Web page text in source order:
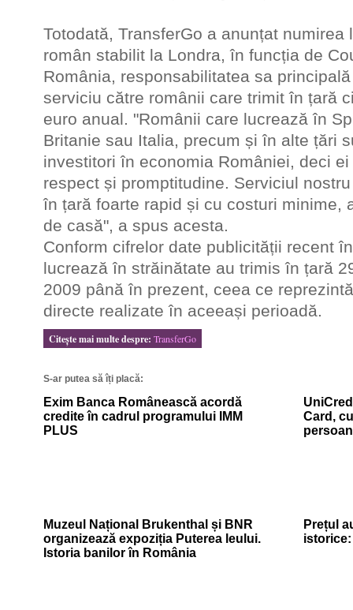
Totodată, TransferGo a anunțat numirea
român stabilit la Londra, în funcția de
România, responsabilitatea sa
serviciu către românii care trimit în țară
euro anual. "Românii care lucrează în
Britanie sau Italia, precum și în alte țări
investitori în economia României, deci
respect și promptitudine. Serviciul
în țară foarte rapid și cu costuri minime,
de casă", a spus acesta.
Conform cifrelor date publicității recent
lucrează în străinătate au trimis în țară
2009 până în prezent, ceea ce
directe realizate în aceeași perioadă.
Citeşte mai multe despre: TransferGo
S-ar putea să îți placă:
Exim Banca Românească acordă
credite în cadrul programului IMM
PLUS
Card,
Muzeul Național Brukenthal și BNR
organizează expoziția Puterea leului.
Istoria banilor în România
Prețul